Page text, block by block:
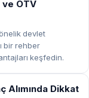
ÖTV
devlet
bir rehber
keşfedin.
Alımında Dikkat